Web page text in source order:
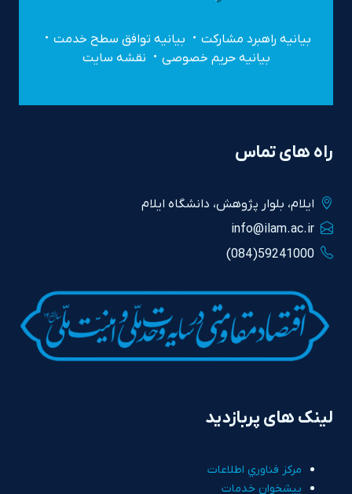
بیانیه راهبرد مشارکت
بیانیه توافق سطح خدمت
بیانیه حریم خصوصی
نقشه سایت
راه های تماس
ايلام، بلوار پژوهش، دانشگاه ايلام
info@ilam.ac.ir
59241000(084)
لینک های پربازدید
مرکز فناوري اطلاعات
پيشخوان خدمات